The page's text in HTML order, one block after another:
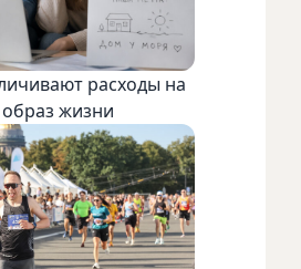
расходы на
жизни